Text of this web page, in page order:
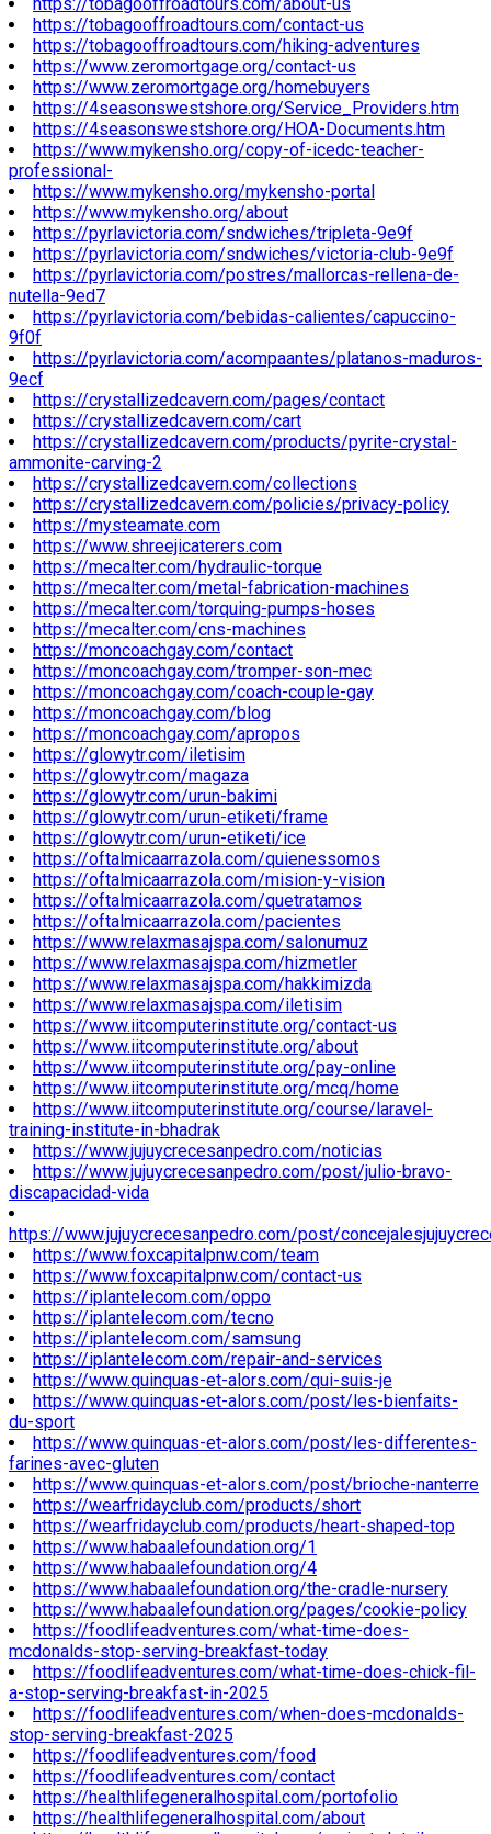
https://tobagooffroadtours.com/contact-us
https://tobagooffroadtours.com/hiking-adventures
https://www.zeromortgage.org/contact-us
https://www.zeromortgage.org/homebuyers
https://4seasonswestshore.org/Service_Providers.htm
https://4seasonswestshore.org/HOA-Documents.htm
https://www.mykensho.org/copy-of-icedc-teacher-
professional-
https://www.mykensho.org/mykensho-portal
https://www.mykensho.org/about
https://pyrlavictoria.com/sndwiches/tripleta-9e9f
https://pyrlavictoria.com/sndwiches/victoria-club-9e9f
https://pyrlavictoria.com/postres/mallorcas-rellena-de-
nutella-9ed7
https://pyrlavictoria.com/bebidas-calientes/capuccino-
9f0f
https://pyrlavictoria.com/acompaantes/platanos-maduros-
9ecf
https://crystallizedcavern.com/pages/contact
https://crystallizedcavern.com/cart
https://crystallizedcavern.com/products/pyrite-crystal-
ammonite-carving-2
https://crystallizedcavern.com/collections
https://crystallizedcavern.com/policies/privacy-policy
https://mysteamate.com
https://www.shreejicaterers.com
https://mecalter.com/hydraulic-torque
https://mecalter.com/metal-fabrication-machines
https://mecalter.com/torquing-pumps-hoses
https://mecalter.com/cns-machines
https://moncoachgay.com/contact
https://moncoachgay.com/tromper-son-mec
https://moncoachgay.com/coach-couple-gay
https://moncoachgay.com/blog
https://moncoachgay.com/apropos
https://glowytr.com/iletisim
https://glowytr.com/magaza
https://glowytr.com/urun-bakimi
https://glowytr.com/urun-etiketi/frame
https://glowytr.com/urun-etiketi/ice
https://oftalmicaarrazola.com/quienessomos
https://oftalmicaarrazola.com/mision-y-vision
https://oftalmicaarrazola.com/quetratamos
https://oftalmicaarrazola.com/pacientes
https://www.relaxmasajspa.com/salonumuz
https://www.relaxmasajspa.com/hizmetler
https://www.relaxmasajspa.com/hakkimizda
https://www.relaxmasajspa.com/iletisim
https://www.iitcomputerinstitute.org/contact-us
https://www.iitcomputerinstitute.org/about
https://www.iitcomputerinstitute.org/pay-online
https://www.iitcomputerinstitute.org/mcq/home
https://www.iitcomputerinstitute.org/course/laravel-
training-institute-in-bhadrak
https://www.jujuycrecesanpedro.com/noticias
https://www.jujuycrecesanpedro.com/post/julio-bravo-
discapacidad-vida
https://www.jujuycrecesanpedro.com/post/
https://www.foxcapitalpnw.com/team
https://www.foxcapitalpnw.com/contact-us
https://iplantelecom.com/oppo
https://iplantelecom.com/tecno
https://iplantelecom.com/samsung
https://iplantelecom.com/repair-and-services
https://www.quinquas-et-alors.com/qui-suis-je
https://www.quinquas-et-alors.com/post/les-bienfaits-
du-sport
https://www.quinquas-et-alors.com/post/les-differentes-
farines-avec-gluten
https://www.quinquas-et-alors.com/post/brioche-nanterre
https://wearfridayclub.com/products/short
https://wearfridayclub.com/products/heart-shaped-top
https://www.habaalefoundation.org/1
https://www.habaalefoundation.org/4
https://www.habaalefoundation.org/the-cradle-nursery
https://www.habaalefoundation.org/pages/cookie-policy
https://foodlifeadventures.com/what-time-does-
mcdonalds-stop-serving-breakfast-today
https://foodlifeadventures.com/what-time-does-chick-fil-
a-stop-serving-breakfast-in-2025
https://foodlifeadventures.com/when-does-mcdonalds-
stop-serving-breakfast-2025
https://foodlifeadventures.com/food
https://foodlifeadventures.com/contact
https://healthlifegeneralhospital.com/portofolio
https://healthlifegeneralhospital.com/about